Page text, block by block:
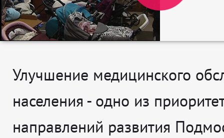
Улучшение медицинского
населения - одно из
направлений развития